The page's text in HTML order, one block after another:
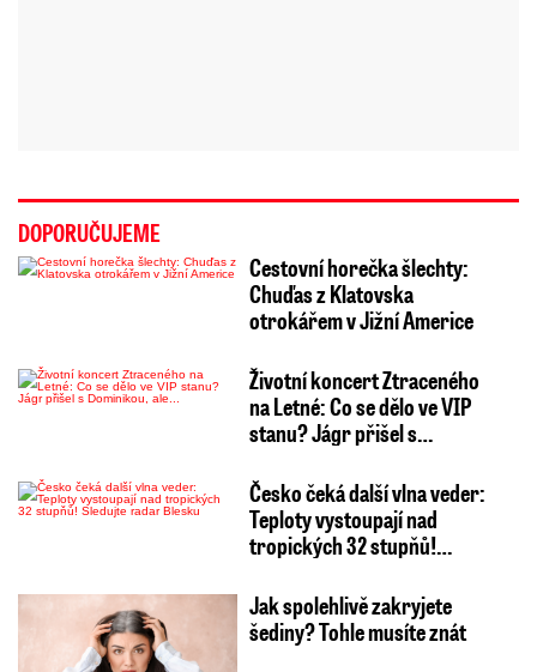
DOPORUČUJEME
Cestovní horečka šlechty:
Chuďas z Klatovska
otrokářem v Jižní Americe
Životní koncert Ztraceného
na Letné: Co se dělo ve VIP
stanu? Jágr přišel s…
Česko čeká další vlna veder:
Teploty vystoupají nad
tropických 32 stupňů!…
Jak spolehlivě zakryjete
šediny? Tohle musíte znát